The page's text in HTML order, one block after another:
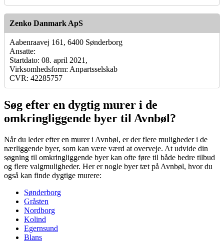
Zenko Danmark ApS
Aabenraavej 161, 6400 Sønderborg
Ansatte:
Startdato: 08. april 2021,
Virksomhedsform: Anpartsselskab
CVR: 42285757
Søg efter en dygtig murer i de
omkringliggende byer til Avnbøl?
Når du leder efter en murer i Avnbøl, er der flere muligheder i de
nærliggende byer, som kan være værd at overveje. At udvide din
søgning til omkringliggende byer kan ofte føre til både bedre tilbud
og flere valgmuligheder. Her er nogle byer tæt på Avnbøl, hvor du
også kan finde dygtige murere:
Sønderborg
Gråsten
Nordborg
Kolind
Egernsund
Blans